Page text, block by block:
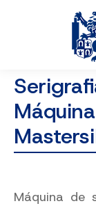
Máquina de